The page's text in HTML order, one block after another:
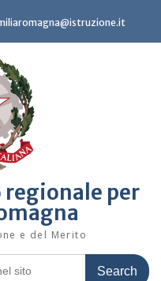
per
e del Merito